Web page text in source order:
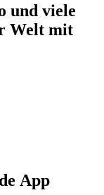
und viele
Welt mit
App